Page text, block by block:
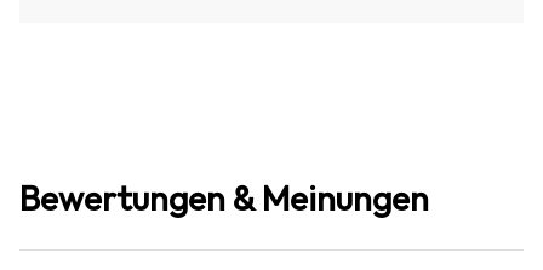
Bewertungen & Meinungen